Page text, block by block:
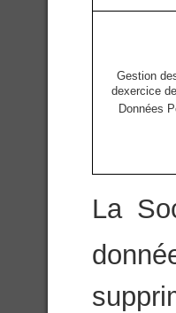
Gestion
dexercice
Données
La